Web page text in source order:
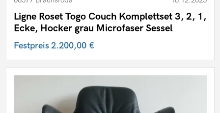
Ligne Roset Togo Couch Komplettset 3, 2, 1,
Ecke, Hocker grau Microfaser Sessel
Festpreis2.200,00 €